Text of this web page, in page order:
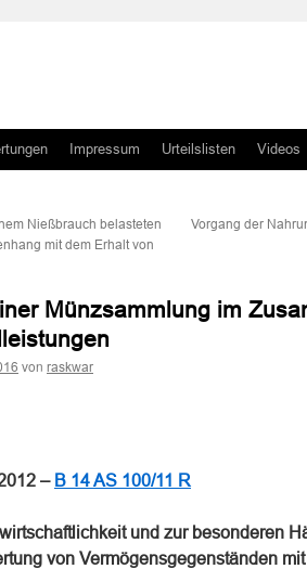
Impressum Urteilslisten Videos
Nießbrauch belasteten
mit dem Erhalt von
Vorgang der
Münzsammlung im
von raskwar
– B 14 AS 100/11 R
und zur besonderen
von Vermögensgegenständen